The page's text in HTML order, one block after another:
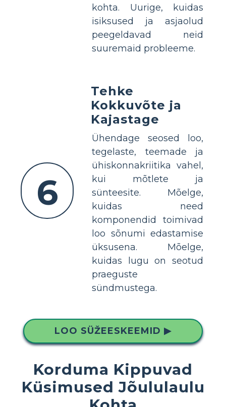
kohta. Uurige, kuidas
isiksused ja asjaolud
peegeldavad neid
suuremaid probleeme.
6
Tehke
Kokkuvõte ja
Kajastage
Ühendage seosed loo,
tegelaste, teemade ja
ühiskonnakriitika vahel,
kui mõtlete ja
sünteesite. Mõelge,
kuidas need
komponendid toimivad
loo sõnumi edastamise
üksusena. Mõelge,
kuidas lugu on seotud
praeguste
sündmustega.
LOO SÜŽEESKEEMID ▶
Korduma Kippuvad
Küsimused Jõululaulu